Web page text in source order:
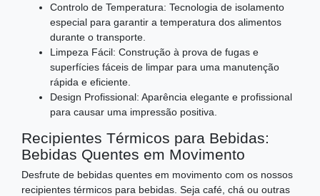
Controlo de Temperatura: Tecnologia de isolamento
especial para garantir a temperatura dos alimentos
durante o transporte.
Limpeza Fácil: Construção à prova de fugas e
superfícies fáceis de limpar para uma manutenção
rápida e eficiente.
Design Profissional: Aparência elegante e profissional
para causar uma impressão positiva.
Recipientes Térmicos para Bebidas:
Bebidas Quentes em Movimento
Desfrute de bebidas quentes em movimento com os nossos
recipientes térmicos para bebidas. Seja café, chá ou outras